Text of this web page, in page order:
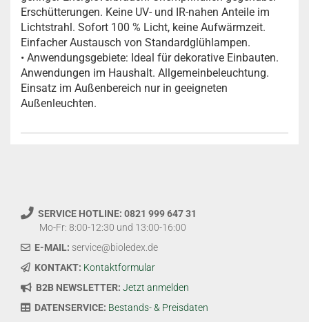
Erschütterungen. Keine UV- und IR-nahen Anteile im
Lichtstrahl. Sofort 100 % Licht, keine Aufwärmzeit.
Einfacher Austausch von Standardglühlampen.
• Anwendungsgebiete: Ideal für dekorative Einbauten.
Anwendungen im Haushalt. Allgemeinbeleuchtung.
Einsatz im Außenbereich nur in geeigneten
Außenleuchten.
SERVICE HOTLINE: 0821 999 647 31
Mo-Fr: 8:00-12:30 und 13:00-16:00
E-MAIL: service@bioledex.de
KONTAKT: Kontaktformular
B2B NEWSLETTER: Jetzt anmelden
DATENSERVICE: Bestands- & Preisdaten